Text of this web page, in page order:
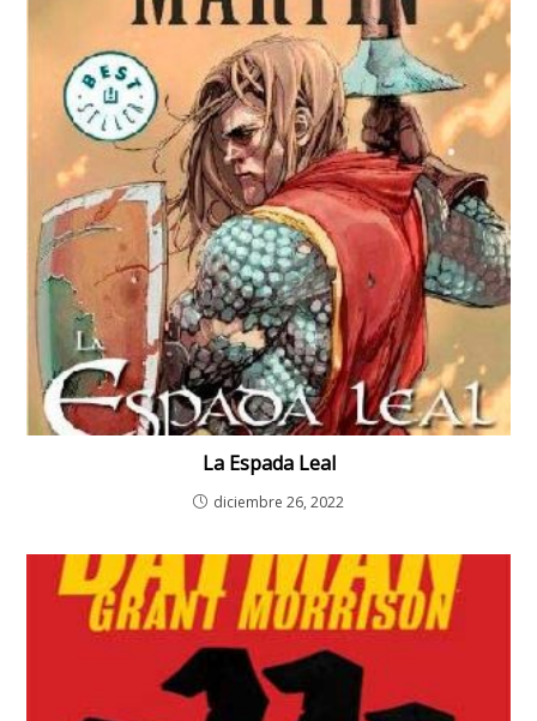
La Espada Leal
diciembre 26, 2022